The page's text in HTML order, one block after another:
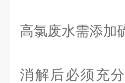
高氯废水需添加
消解后必须充